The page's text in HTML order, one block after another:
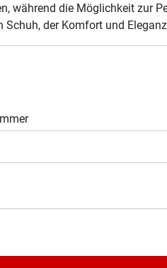
während die Möglichkeit zur
der Komfort und